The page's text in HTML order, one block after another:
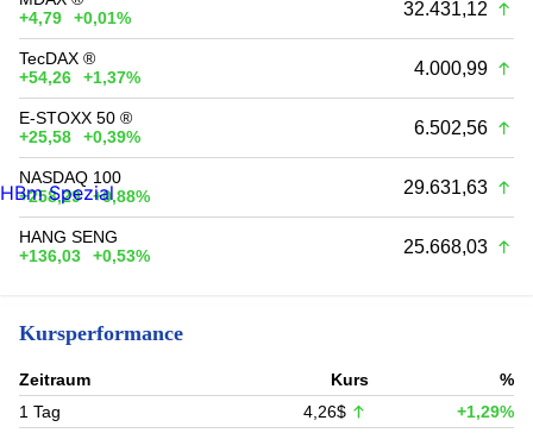
+4,79
+0,01% 32.431,12
TecDAX ®
+54,26
+1,37% 4.000,99
E-STOXX 50 ®
+25,58
+0,39% 6.502,56
NASDAQ 100
+258,29
+0,88% 29.631,63
HANG SENG
+136,03
+0,53% 25.668,03
Kursperformance
Zeitraum Kurs
%
1 Tag
4,26$
+1,29%
HBm Spezial